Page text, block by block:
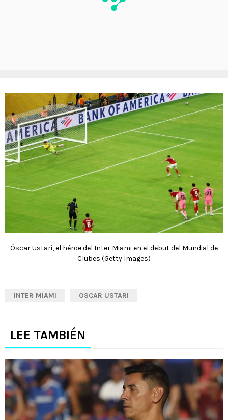
Óscar Ustari, el héroe del Inter Miami en el debut del Mundial de
Clubes (Getty Images)
INTER MIAMI OSCAR USTARI
LEE TAMBIÉN